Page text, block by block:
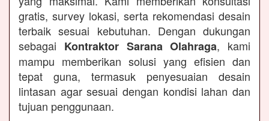
gratis, survey lokasi, serta rekomendasi desain
terbaik sesuai kebutuhan. Dengan dukungan
sebagai Kontraktor Sarana Olahraga, kami
mampu memberikan solusi yang efisien dan
tepat guna, termasuk penyesuaian desain
lintasan agar sesuai dengan kondisi lahan dan
tujuan penggunaan.